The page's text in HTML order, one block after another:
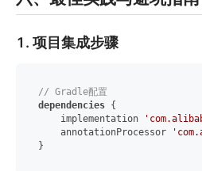
1. 项目集成步骤
// Gradle配置
dependencies {
    implementation
    annotationProcessor